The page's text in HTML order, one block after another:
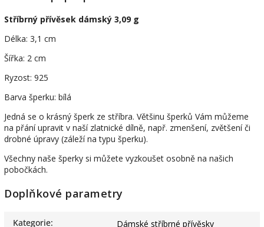
Stříbrný přívěsek dámský 3,09 g
Délka: 3,1 cm
Šířka: 2 cm
Ryzost: 925
Barva šperku: bílá
Jedná se o krásný šperk ze stříbra. Většinu šperků Vám můžeme
na přání upravit v naší zlatnické dílně, např. zmenšení, zvětšení či
drobné úpravy (záleží na typu šperku).
Všechny naše šperky si můžete vyzkoušet osobně na našich
pobočkách.
Doplňkové parametry
Kategorie:
Dámské stříbrné přívěsky